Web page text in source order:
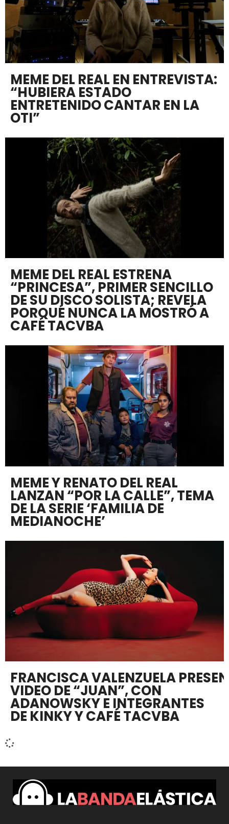
MEME DEL REAL EN ENTREVISTA:
“HUBIERA ESTADO
ENTRETENIDO CANTAR EN LA
OTI”
MEME DEL REAL ESTRENA
“PRINCESA”, PRIMER SENCILLO
DE SU DISCO SOLISTA; REVELA
PORQUÉ NUNCA LA MOSTRÓ A
CAFÉ TACVBA
MEME Y RENATO DEL REAL
LANZAN “POR LA CALLE”, TEMA
DE LA SERIE ‘FAMILIA DE
MEDIANOCHE’
FRANCISCA VALENZUELA
VIDEO DE “JUAN”, CON
ADANOWSKY E INTEGRANTES
DE KINKY Y CAFÉ TACVBA